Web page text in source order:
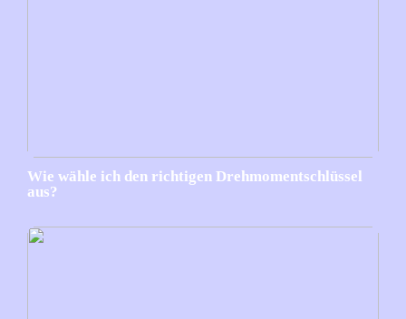
Wie wähle ich den richtigen Drehmomentschlüssel
aus?